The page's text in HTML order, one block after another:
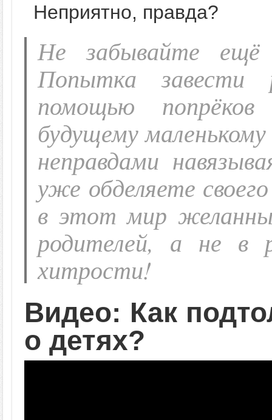
Неприятно, правда?
Не забывайте
Попытка завести
помощью
будущему
неправдами
уже обделяете
в этот мир
родителей, а не в
хитрости!
Видео: Как
о детях?